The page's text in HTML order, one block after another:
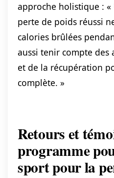
approche holistique :
perte de poids réussi
calories brûlées
aussi tenir compte
et de la récupération
complète. »
Retours et
programme
sport pour la